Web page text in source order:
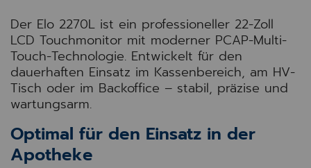
Der Elo 2270L ist ein professioneller 22-Zoll
LCD Touchmonitor mit moderner PCAP-Multi-
Touch-Technologie. Entwickelt für den
dauerhaften Einsatz im Kassenbereich, am HV-
Tisch oder im Backoffice – stabil, präzise und
wartungsarm.
Optimal für den Einsatz in der
Apotheke